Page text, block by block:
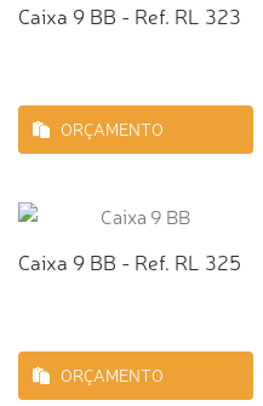
Caixa 9 BB - Ref. RL 323
ORÇAMENTO
Caixa 9 BB - Ref. RL 325
ORÇAMENTO